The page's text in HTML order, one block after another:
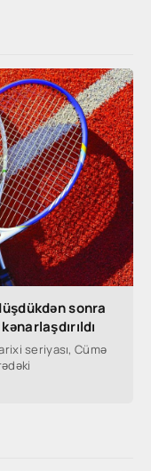
sonra
seriyası, Cümə